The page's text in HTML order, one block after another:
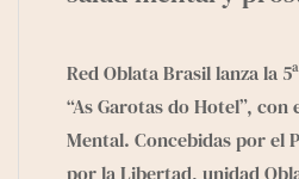
Red Oblata Brasil lanza la
“As Garotas do Hotel”, con
Mental. Concebidas por el
por la Libertad, unidad